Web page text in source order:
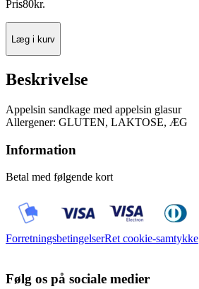
Pris80kr.
Læg i kurv
Beskrivelse
Appelsin sandkage med appelsin glasur
Allergener: GLUTEN, LAKTOSE, ÆG
Information
Betal med følgende kort
ForretningsbetingelserRet cookie-samtykke
Følg os på sociale medier